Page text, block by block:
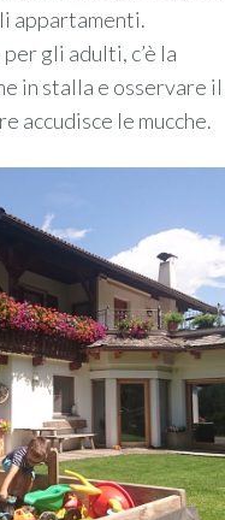
appartamenti.
gli adulti, c’è la
in stalla e osservare il
accudisce le mucche.